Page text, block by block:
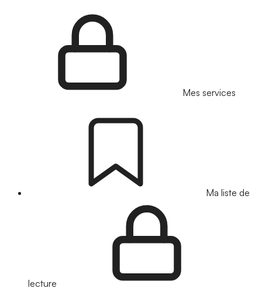
Mes services
Ma liste de
lecture